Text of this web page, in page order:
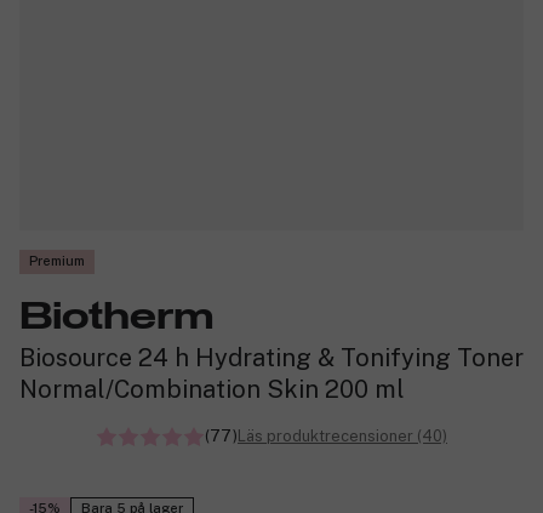
Premium
Biotherm
Biosource 24 h Hydrating & Tonifying Toner
Normal/Combination Skin 200 ml
(77)Läs produktrecensioner (40)
-15% Bara 5 på lager